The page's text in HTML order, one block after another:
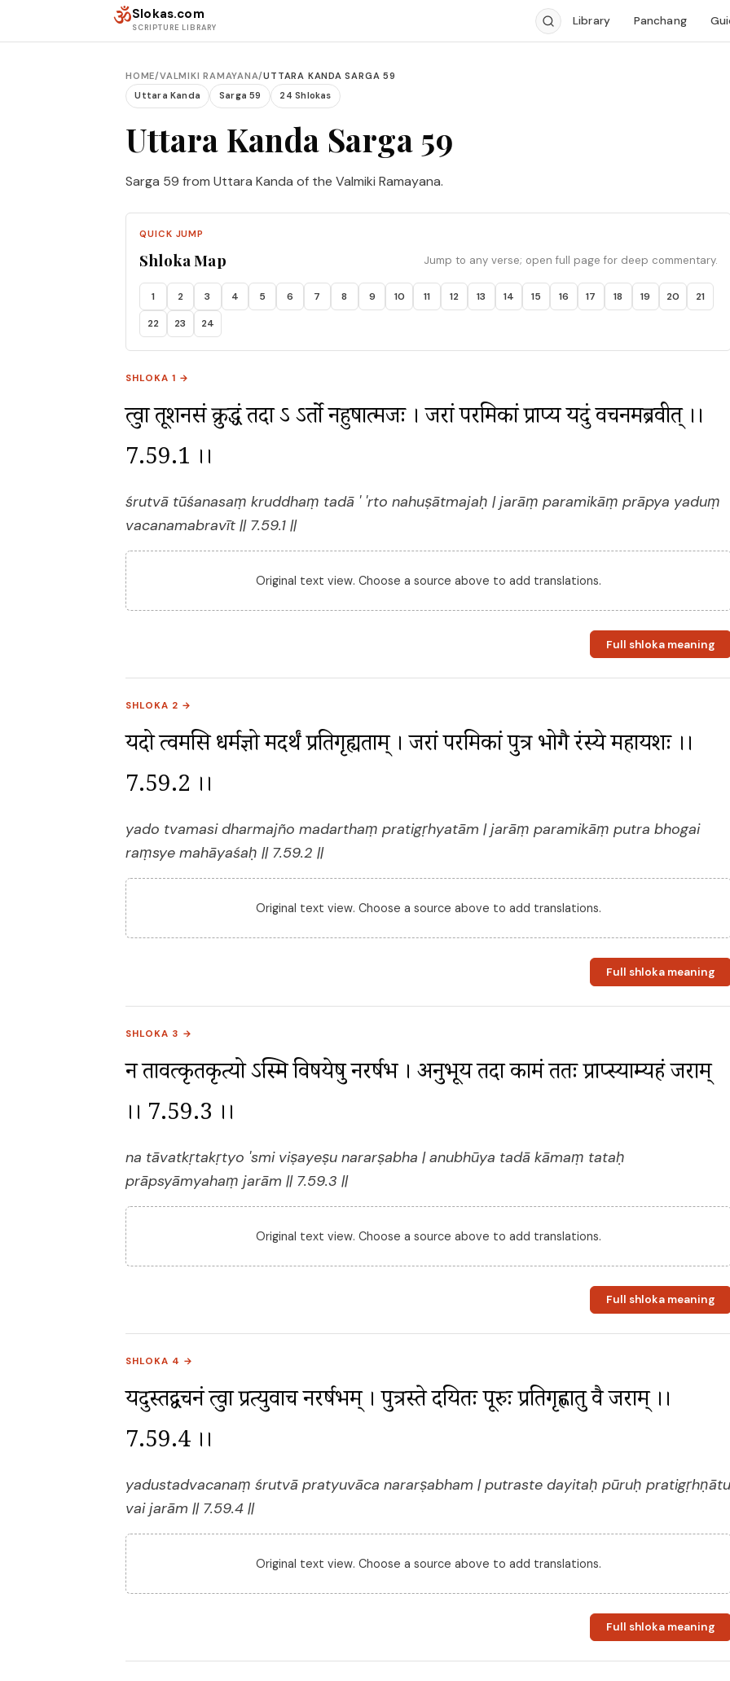
ॐSlokas.com
SCRIPTURE LIBRARY Library Panchang
HOME/VALMIKI RAMAYANA/UTTARA KANDA SARGA 59
Uttara Kanda
Sarga 59 24 Shlokas
Uttara Kanda Sarga 59
Sarga 59 from Uttara Kanda of the Valmiki Ramayana.
QUICK JUMP
Shloka Map Jump to any verse; open full page for deep commentary.
1 2 3 4 5 6 7 8 9 10 11 12 13 14 15 16 17 18 19 20 21
22 23 24
SHLOKA 1 →
श्रुत्वा तूशनसं क्रुद्धं तदा ऽ ऽर्तो नहुषात्मजः । जरां परमिकां प्राप्य यदुं वचनमब्रवीत् ।।
7.59.1 ।।
śrutvā tūśanasaṃ kruddhaṃ tadā ' 'rto nahuṣātmajaḥ | jarāṃ paramikāṃ prāpya yaduṃ
vacanamabravīt || 7.59.1 ||
Original text view. Choose a source above to add translations.
Full shloka meaning
SHLOKA 2 →
यदो त्वमसि धर्मज्ञो मदर्थं प्रतिगृह्यताम् । जरां परमिकां पुत्र भोगै रंस्ये महायशः ।।
7.59.2 ।।
yado tvamasi dharmajño madarthaṃ pratigṛhyatām | jarāṃ paramikāṃ putra bhogai
raṃsye mahāyaśaḥ || 7.59.2 ||
Original text view. Choose a source above to add translations.
Full shloka meaning
SHLOKA 3 →
न तावत्कृतकृत्यो ऽस्मि विषयेषु नरर्षभ । अनुभूय तदा कामं ततः प्राप्स्याम्यहं जराम्
।। 7.59.3 ।।
na tāvatkṛtakṛtyo 'smi viṣayeṣu nararṣabha | anubhūya tadā kāmaṃ tataḥ
prāpsyāmyahaṃ jarām || 7.59.3 ||
Original text view. Choose a source above to add translations.
Full shloka meaning
SHLOKA 4 →
यदुस्तद्वचनं श्रुत्वा प्रत्युवाच नरर्षभम् । पुत्रस्ते दयितः पूरुः प्रतिगृह्णातु वै जराम् ।।
7.59.4 ।।
yadustadvacanaṃ śrutvā pratyuvāca nararṣabham | putraste dayitaḥ pūruḥ pratigṛhṇātu
vai jarām || 7.59.4 ||
Original text view. Choose a source above to add translations.
Full shloka meaning